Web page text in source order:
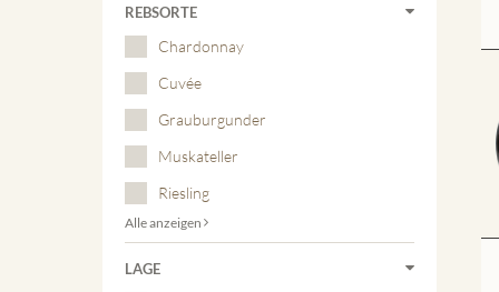
REBSORTE
Chardonnay
Cuvée
Grauburgunder
Muskateller
Riesling
Alle anzeigen
LAGE